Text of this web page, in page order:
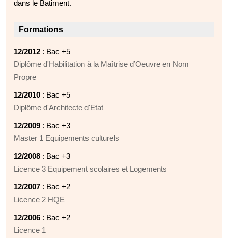
dans le Batiment.
Formations
12/2012 : Bac +5
Diplôme d'Habilitation à la Maîtrise d’Oeuvre en Nom
Propre
12/2010 : Bac +5
Diplôme d'Architecte d'Etat
12/2009 : Bac +3
Master 1 Equipements culturels
12/2008 : Bac +3
Licence 3 Equipement scolaires et Logements
12/2007 : Bac +2
Licence 2 HQE
12/2006 : Bac +2
Licence 1